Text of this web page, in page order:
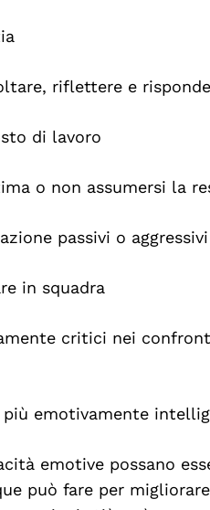
riflettere e
di lavoro
o non assumersi la
passivi o aggressivi
in squadra
critici nei
più emotivamente
emotive possano
può fare per